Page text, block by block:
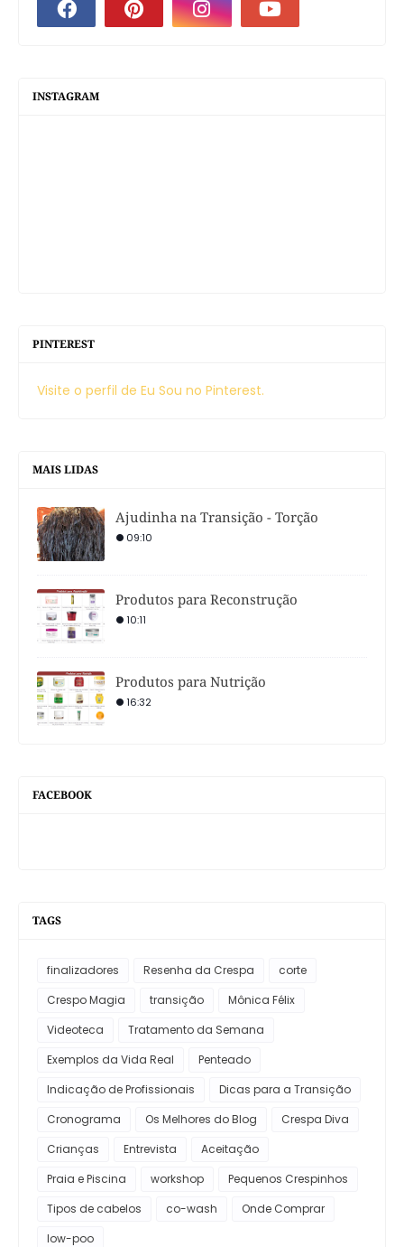
INSTAGRAM
PINTEREST
Visite o perfil de Eu Sou no Pinterest.
MAIS LIDAS
Ajudinha na Transição - Torção
09:10
Produtos para Reconstrução
10:11
Produtos para Nutrição
16:32
FACEBOOK
TAGS
finalizadores Resenha da Crespa
corte
Crespo Magia
transição
Mônica Félix
Videoteca
Tratamento da Semana
Exemplos da Vida Real
Penteado
Indicação de Profissionais
Dicas para a Transição
Cronograma
Os Melhores do Blog
Crespa Diva
Crianças
Entrevista
Aceitação
Praia e Piscina
workshop
Pequenos Crespinhos
Tipos de cabelos
co-wash
Onde Comprar
low-poo